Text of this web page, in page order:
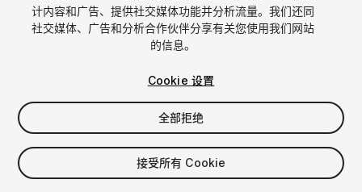
1 /5
$4.99
计内容和广告、提供社交媒体功能并分析流量。我们还同
社交媒体、广告和分析合作伙伴分享有关您使用我们网站
的信息。
Cookie 设置
全部拒绝
接受所有 Cookie